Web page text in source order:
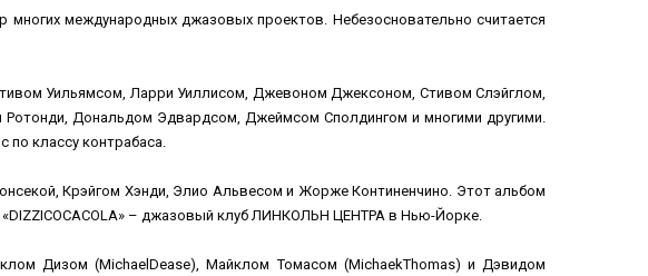
международных джазовых проектов. Небезосновательно считается
Уильямсом, Ларри Уиллисом, Джевоном Джексоном, Стивом Слэйглом,
Дональдом Эдвардсом, Джеймсом Сполдингом и многими другими.
по классу контрабаса.
Крэйгом Хэнди, Элио Альвесом и Жорже Континенчино. Этот альбом
– джазовый клуб ЛИНКОЛЬН ЦЕНТРА в Нью-Йорке.
Дизом (MichaelDease), Майклом Томасом (MichaekThomas) и Дэвидом